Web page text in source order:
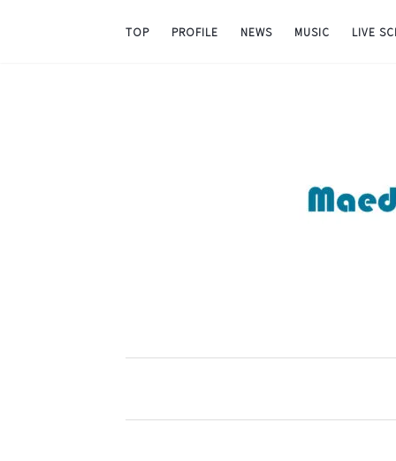
TOP PROFILE NEWS MUSIC LIVE